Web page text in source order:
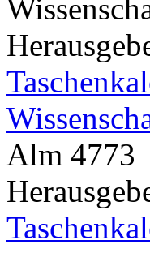
Alm 4773